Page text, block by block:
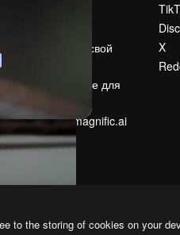
Продайте свой
Помещение для
Ищете magnific.ai
X
to the storing of cookies on your